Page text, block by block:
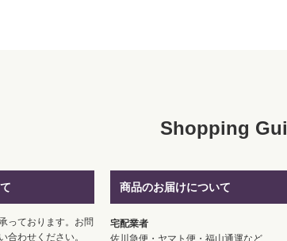
Shopping
っております。お問
合わせください。
商品のお届けについて
宅配業者